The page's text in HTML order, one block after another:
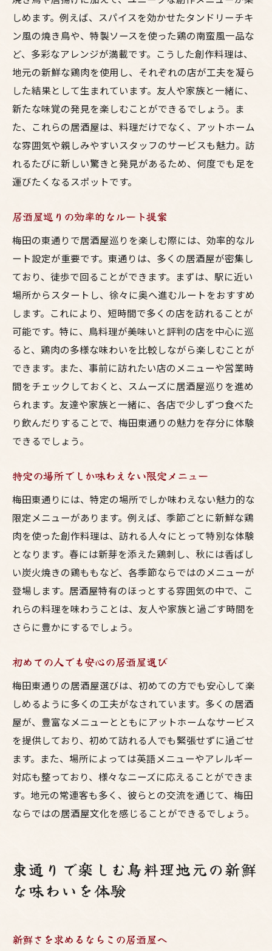
しめます。例えば、スパイスを効かせたタンドリーチキ
ン風の焼き鳥や、特製ソースを使った鶏の南蛮風一品な
ど、多彩なアレンジが満載です。こうした創作料理は、
地元の新鮮な鶏肉を使用し、それぞれの店が工夫を凝ら
した結果として生まれています。友人や家族と一緒に、
新たな味覚の発見を楽しむことができるでしょう。ま
た、これらの居酒屋は、料理だけでなく、アットホーム
な雰囲気や親しみやすいスタッフのサービスも魅力。訪
れるたびに新しい驚きと発見があるため、何度でも足を
運びたくなるスポットです。
居酒屋巡りの効率的なルート提案
梅田の東通りで居酒屋巡りを楽しむ際には、効率的なル
ート設定が重要です。東通りは、多くの居酒屋が密集し
ており、徒歩で回ることができます。まずは、駅に近い
場所からスタートし、徐々に奥へ進むルートをおすすめ
します。これにより、短時間で多くの店を訪れることが
可能です。特に、鳥料理が美味いと評判の店を中心に巡
ると、鶏肉の多様な味わいを比較しながら楽しむことが
できます。また、事前に訪れたい店のメニューや営業時
間をチェックしておくと、スムーズに居酒屋巡りを進め
られます。友達や家族と一緒に、各店で少しずつ食べた
り飲んだりすることで、梅田東通りの魅力を存分に体験
できるでしょう。
特定の場所でしか味わえない限定メニュー
梅田東通りには、特定の場所でしか味わえない魅力的な
限定メニューがあります。例えば、季節ごとに新鮮な鶏
肉を使った創作料理は、訪れる人々にとって特別な体験
となります。春には新芽を添えた鶏刺し、秋には香ばし
い炭火焼きの鶏ももなど、各季節ならではのメニューが
登場します。居酒屋特有のほっとする雰囲気の中で、こ
れらの料理を味わうことは、友人や家族と過ごす時間を
さらに豊かにするでしょう。
初めての人でも安心の居酒屋選び
梅田東通りの居酒屋選びは、初めての方でも安心して楽
しめるように多くの工夫がなされています。多くの居酒
屋が、豊富なメニューとともにアットホームなサービス
を提供しており、初めて訪れる人でも緊張せずに過ごせ
ます。また、場所によっては英語メニューやアレルギー
対応も整っており、様々なニーズに応えることができま
す。地元の常連客も多く、彼らとの交流を通じて、梅田
ならではの居酒屋文化を感じることができるでしょう。
東通りで楽しむ鳥料理地元の新鮮
な味わいを体験
新鮮さを求めるならこの居酒屋へ